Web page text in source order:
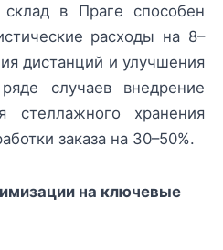
в Праге способен
расходы на 8–
дистанций и улучшения
случаев внедрение
стеллажного хранения
заказа на 30–50%.
на ключевые